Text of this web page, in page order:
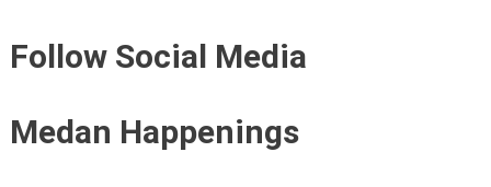
Follow Social Media
Medan Happenings